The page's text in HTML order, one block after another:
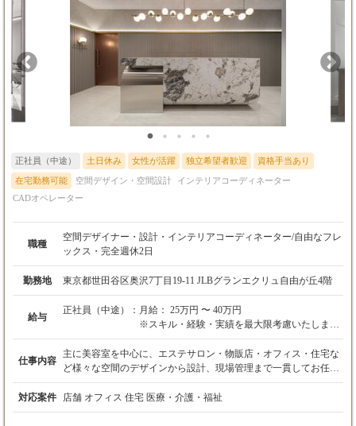
【試用期間】
6ヶ月あり
試用期間終了後に給与の見直しを行います
施工完了後、引き渡し業務を行います。 ・竣工図作成,アフター
フォロー 引渡し後も顧客と連絡を定期的に取り、アフターフォロ
ーを行います。 また竣工図を作成し、施主様にお渡しします。
正社員（中途） 土日休み 女性が活躍 独立希望者歓迎 資格手当あり
在宅勤務可能 空間デザイン・空間設計
インテリアコーディネーター
CADオペレーター
職種
空間デザイナー・設計・インテリアコーディネーター/自由なフレ
ックス・完全週休2日
勤務地 東京都世田谷区奥沢7丁目19-11 JLBグランエクリュ自由が丘4階
給与
正社員（中途）： 月給： 25万円 〜 40万円
※スキル・経験・実績を最大限考慮いたします
諸手当・賞与： 賞与年1回／昇給年1回／残業手
当・その他各種手当有
試用期間： 3ヶ月（期間中の条件変更なし）
仕事内容
主に美容室を中心に、エステサロン・物販店・オフィス・住宅な
ど様々な空間のデザインから設計、現場管理まで一貫してお任せ
します。 少人数の組織だからこそ、枠にとらわれない柔軟な働き
方が可能です。 「1から100まで一貫して空間づくりに携わりた
い」という方はもちろん、「CADオペレーターとして図面作成
対応案件 店舗 オフィス 住宅 医療・介護・福祉